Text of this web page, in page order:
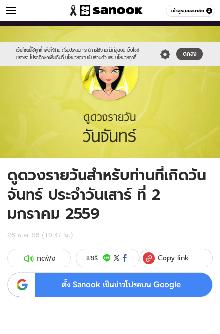
เข้าสู่ระบบสมาชิก
ดูดวง หมวดอื่นๆ
เว็บไซต์นี้ใช้คุกกี้ เพื่อให้ท่านได้รับประสบการณ์การใช้งานที่ดีที่สุดบน เว็บไซต์
ของเรา โปรดศึกษาเพิ่มเติมที่ นโยบายความเป็นส่วนตัว และ นโยบายคุกกี้
ตกลง
//s.isanook.com/sr/0/images/logo-
new-
sanook.png
//s.isanook.com/ho/0/ud/fxd/day/2_mon.jpg
ดูดวงรายวันสำหรับท่านที่เกิดวัน
จันทร์ ประจำวันเสาร์ ที่ 2
มกราคม 2559
28 ธ.ค. 58 (10:37 น.)
กดฟัง แชร์ Copy link
ตั้ง Sanook เป็นข่าวโปรดบน Google